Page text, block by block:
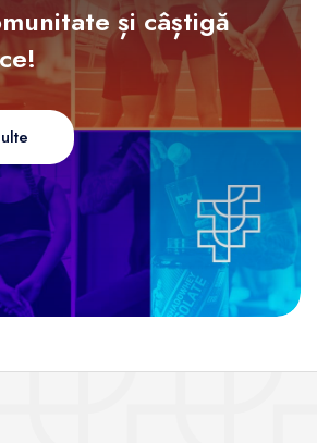
și câștigă